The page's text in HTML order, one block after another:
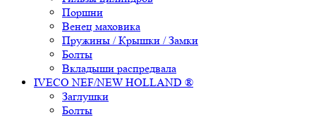
Поршни
Венец маховика
Пружины / Крышки / Замки
Болты
Вкладыши распредвала
IVECO NEF/NEW HOLLAND ®
Заглушки
Болты